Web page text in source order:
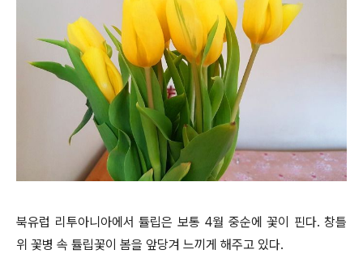
북유럽 리투아니아에서 튤립은 보통 4월 중순에 꽃이 핀다. 창틀
위 꽃병 속 튤립꽃이 봄을 앞당겨 느끼게 해주고 있다.